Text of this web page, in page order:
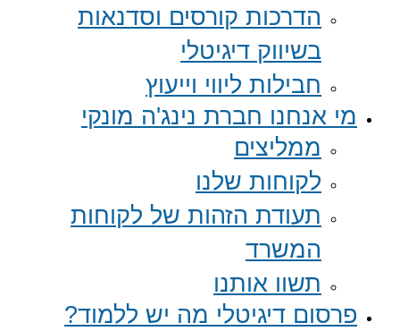
הדרכות קורסים וסדנאות
בשיווק דיגיטלי
חבילות ליווי וייעוץ
מי אנחנו חברת נינג'ה מונקי
ממליצים
לקוחות שלנו
תעודת הזהות של לקוחות
המשרד
תשוו אותנו
פרסום דיגיטלי מה יש ללמוד?